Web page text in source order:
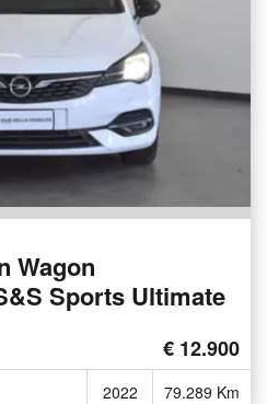
Wagon
Sports Ultimate
€ 12.900
2022 79.289 Km